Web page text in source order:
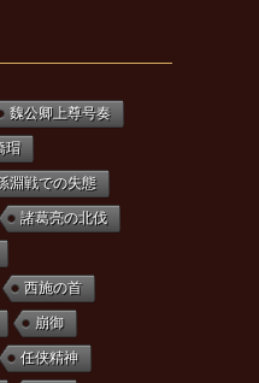
魏公卿上尊号奏
瑁
淵戦での失態
諸葛亮の北伐
西施の首
崩御
任侠精神